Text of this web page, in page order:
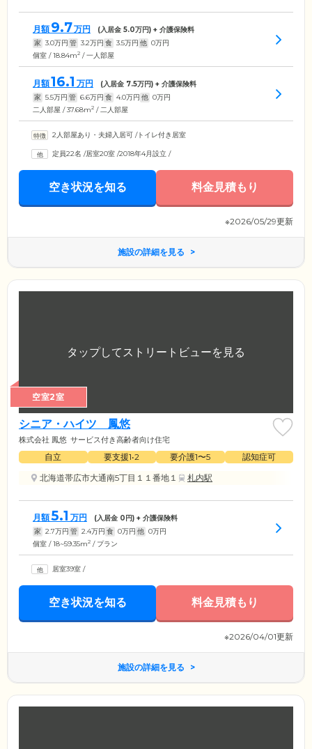
月額 9.7万円 (入居金 5.0万円) + 介護保険料
家 3.0万円 管 3.2万円 食 3.5万円 他 0万円
個室 / 18.84m2 / 一人部屋
月額16.1 万円 (入居金 7.5万円) + 介護保険料
家 5.5万円 管 6.6万円 食 4.0万円 他 0万円
二人部屋 / 37.68m2 / 二人部屋
2人部屋あり・夫婦入居可 /トイレ付き居室
定員22名 /居室20室 /2018年4月設立 /
空き状況を知る 料金見積もり
※2026/05/29更新
施設の詳細を見る
空室2室
シニア・ハイツ 鳳悠
株式会社 鳳悠 サービス付き高齢者向け住宅
自立 要支援1•2 要介護1〜5
認知症可
北海道帯広市大通南5丁目１１番地１
札内駅
月額5.1 万円 (入居金 0円) + 介護保険料
家 2.7万円 管 2.4万円 食 0万円 他 0万円
個室 / 18~59.35m2 / プラン
居室39室 /
空き状況を知る 料金見積もり
※2026/04/01更新
施設の詳細を見る